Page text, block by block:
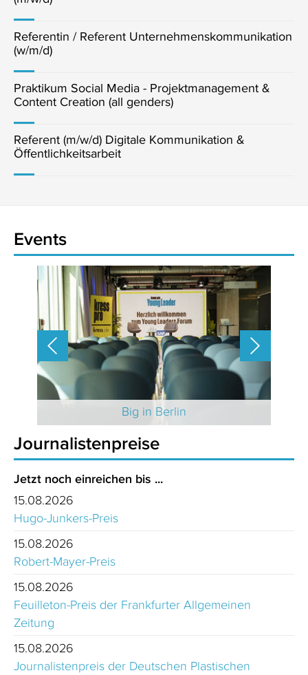
Referentin / Referent Unternehmenskommunikation
(w/m/d)
Praktikum Social Media - Projektmanagement &
Content Creation (all genders)
Referent (m/w/d) Digitale Kommunikation &
Öffentlichkeitsarbeit
Events
Big in Berlin
Journalistenpreise
Jetzt noch einreichen bis ...
15.08.2026
Hugo-Junkers-Preis
15.08.2026
Robert-Mayer-Preis
15.08.2026
Feuilleton-Preis der Frankfurter Allgemeinen
Zeitung
15.08.2026
Journalistenpreis der Deutschen Plastischen